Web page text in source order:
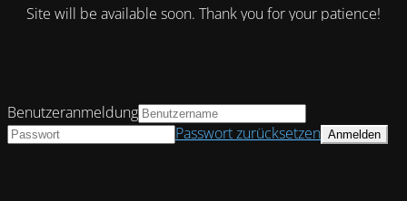
Site will be available soon. Thank you for your patience!
Benutzeranmeldung
Passwort zurücksetzen